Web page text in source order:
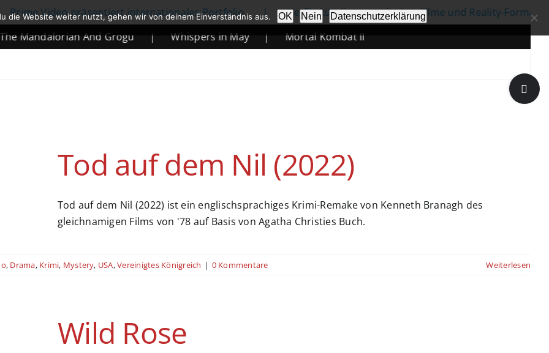
Video präsentiert internationales Portfolio |
Netflix kündigt neue Serien, Filme und Reality-Formate an
Mandalorian And Grogu Whispers in May
Mortal Kombat II
Tod auf dem Nil (2022)
Tod auf dem Nil (2022) ist ein englischsprachiges Krimi-Remake von Kenneth Branagh des
gleichnamigen Films von '78 auf Basis von Agatha Christies Buch.
, Drama, Krimi, Mystery, USA,Vereinigtes Königreich | 0 Kommentare Weiterlesen
Wild Rose
Toggle
Sliding
die Website weiter nutzt, gehen wir von deinem Einverständnis aus. OK Nein Datenschutzerklärung